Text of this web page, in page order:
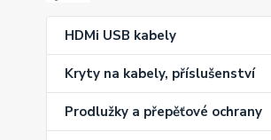
HDMi USB kabely
Kryty na kabely, příslušenství
Prodlužky a přepěťové ochrany